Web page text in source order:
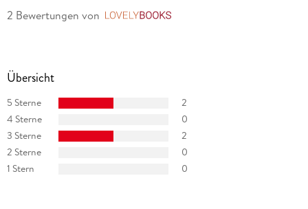
2 Bewertungen von
Übersicht
5 Sterne
2
4 Sterne
0
3 Sterne
2
2 Sterne
0
1 Stern
0